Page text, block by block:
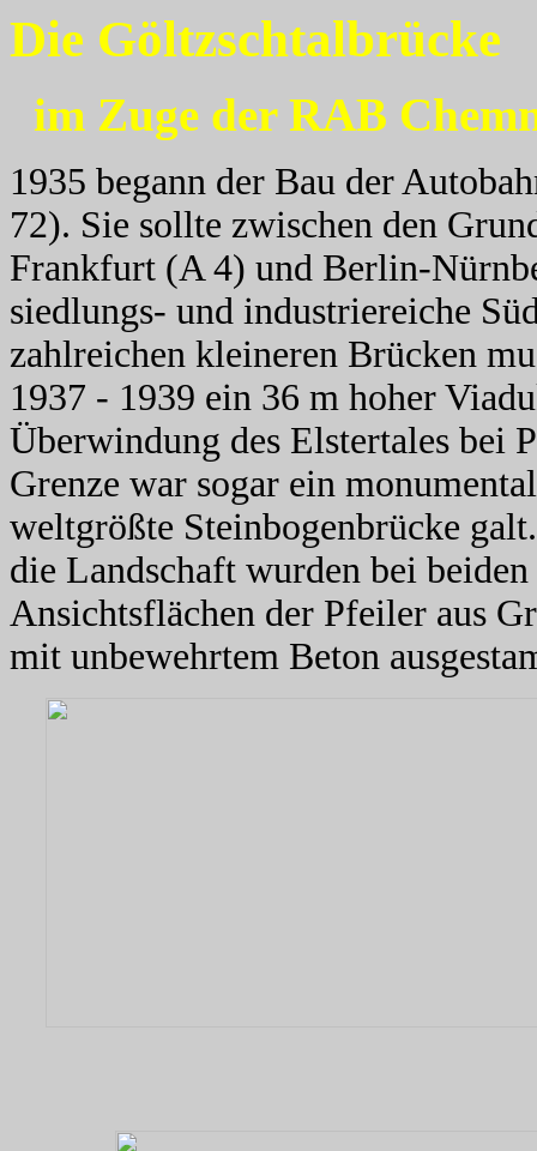
Die Göltzschtalbrücke
im Zuge der RAB
1935 begann der Bau der
72). Sie sollte zwischen den
Frankfurt (A 4) und Berlin-
siedlungs- und industriereiche
zahlreichen kleineren Brücken
1937 - 1939 ein 36 m hoher
Überwindung des Elstertales bei
Grenze war sogar ein
weltgrößte Steinbogenbrücke
die Landschaft wurden bei
Ansichtsflächen der Pfeiler aus
mit unbewehrtem Beton